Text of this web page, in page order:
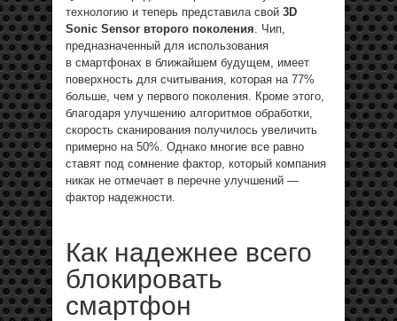
технологию и теперь представила свой 3D
Sonic Sensor второго поколения. Чип,
предназначенный для использования
в смартфонах в ближайшем будущем, имеет
поверхность для считывания, которая на 77%
больше, чем у первого поколения. Кроме этого,
благодаря улучшению алгоритмов обработки,
скорость сканирования получилось увеличить
примерно на 50%. Однако многие все равно
ставят под сомнение фактор, который компания
никак не отмечает в перечне улучшений —
фактор надежности.
Как надежнее всего
блокировать
смартфон